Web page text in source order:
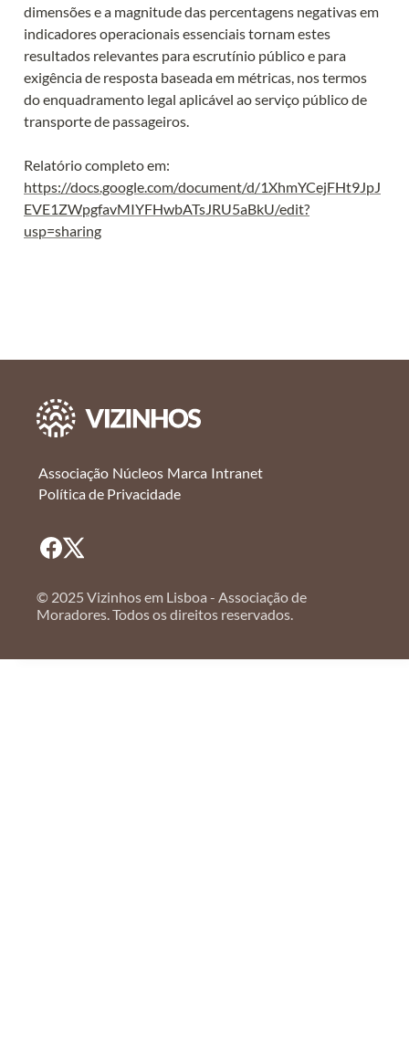
dimensões e a magnitude das percentagens negativas em
indicadores operacionais essenciais tornam estes
resultados relevantes para escrutínio público e para
exigência de resposta baseada em métricas, nos termos
do enquadramento legal aplicável ao serviço público de
transporte de passageiros.
https://docs.google.com/document/d/1XhmYCejFHt9JpJ
EVE1ZWpgfavMIYFHwbATsJRU5aBkU/edit?
usp=sharing
Associação Núcleos Marca Intranet
Política de Privacidade
© 2025 Vizinhos em Lisboa - Associação de
Moradores. Todos os direitos reservados.